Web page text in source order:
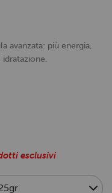
avanzata: più energia,
esclusivi